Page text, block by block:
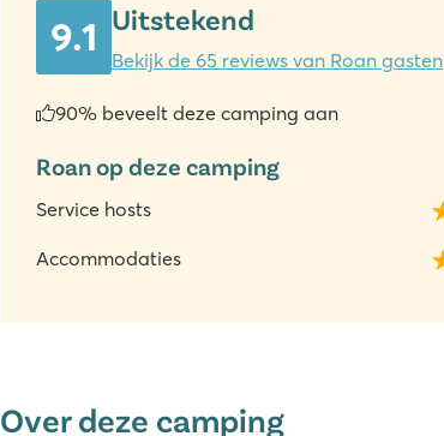
9.1 Uitstekend
Bekijk de 65 reviews van Roan gasten
90% beveelt deze camping aan
Roan op deze camping
Service hosts
Accommodaties
Over deze camping